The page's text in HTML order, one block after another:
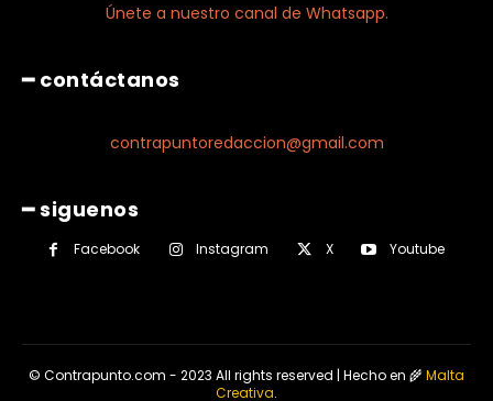
Únete a nuestro canal de Whatsapp.
━ contáctanos
contrapuntoredaccion@gmail.com
━ siguenos
Facebook Instagram X Youtube
© Contrapunto.com - 2023 All rights reserved | Hecho en 🌾Malta
Creativa.